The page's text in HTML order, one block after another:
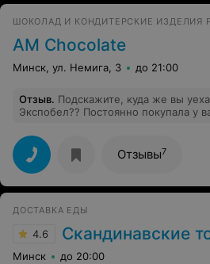
AM Chocolate
Минск, ул. Немига, 3 до 21:00
Отзыв. Подскажите, куда же вы
Экспобел?? Постоянно покупала у
расстроилась, когда увидела, что
очень люблю эклеры, которые
Вы ещё есть в замке? Продаёте ли
вас есть ещё точки и ожидать ли
Спасибо заранее! Очень жду ответ.
Отзывы7
ДОСТАВКА ЕДЫ
4.6 Скандинавские
Минск до 20:00